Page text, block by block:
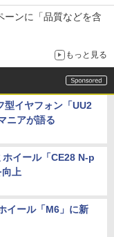
ーンに「品質などを含
もっと見る
型イヤフォン「UU2
ニアが語る
イール「CE28 N-p
上
イール「M6」に新